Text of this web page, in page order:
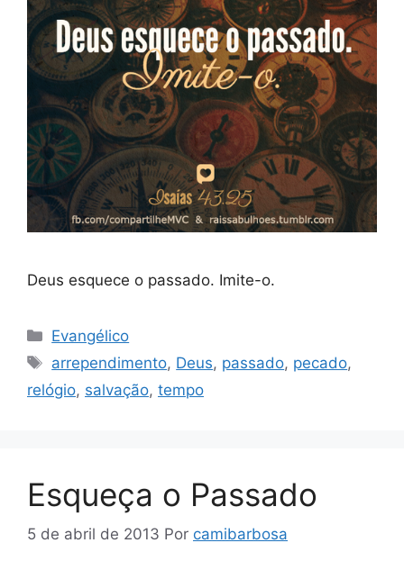
Deus esquece o passado. Imite-o.
Categorias
Evangélico
Tags
arrependimento, Deus, passado, pecado,
relógio, salvação, tempo
Esqueça o Passado
5 de abril de 2013 Por camibarbosa